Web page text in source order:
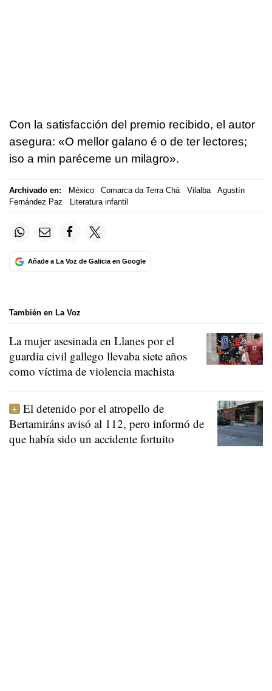
Con la satisfacción del premio recibido, el autor
asegura: «O mellor galano é o de ter lectores;
iso a min paréceme un milagro».
Archivado en: México Comarca da Terra Chá Vilalba
Agustín
Fernández Paz
Literatura infantil
Añade a La Voz de Galicia en Google
También en La Voz
La mujer asesinada en Llanes por el
guardia civil gallego llevaba siete años
como víctima de violencia machista
El detenido por el atropello de
Bertamiráns avisó al 112, pero informó de
que había sido un accidente fortuito